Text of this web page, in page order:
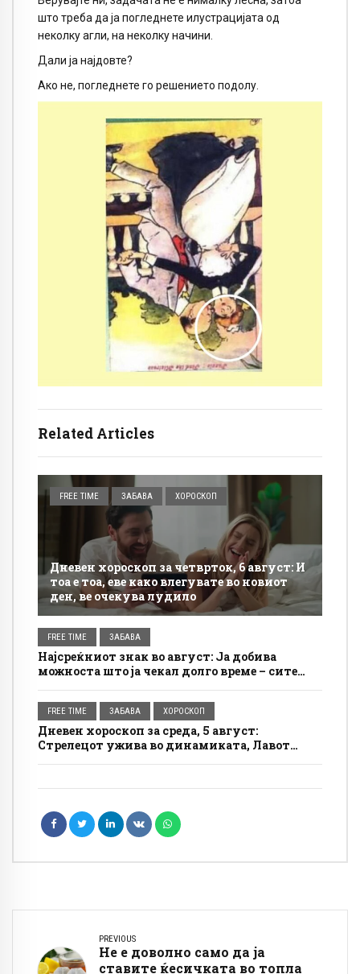
Related Articles
FREE TIME ЗАБАВА ХОРОСКОП
Дневен хороскоп за четврток, 6 август: И
тоа е тоа, еве како влегувате во новиот
ден, ве очекува лудило
FREE TIME ЗАБАВА
Најсреќниот знак во август: Ја добива
можноста што ја чекал долго време – сите
FREE TIME ЗАБАВА ХОРОСКОП
Дневен хороскоп за среда, 5 август:
Стрелецот ужива во динамиката, Лавот
што треба да ја погледнете илустрацијата од
неколку агли, на неколку начини.
Дали ја најдовте?
Ако не, погледнете го решението подолу.
PREVIOUS
Не е доволно само да ја
ставите ќесичката во топла